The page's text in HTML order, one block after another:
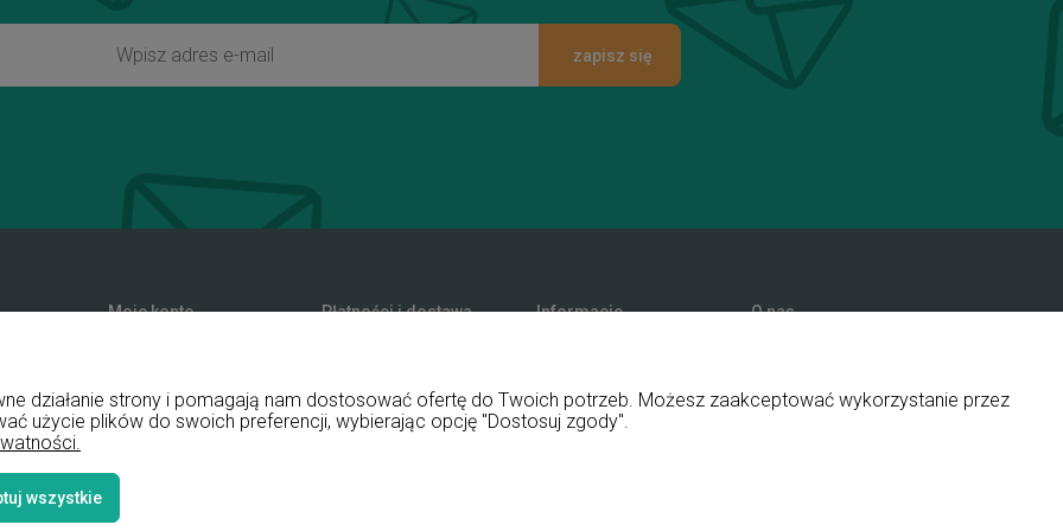
zapisz się
Moje konto
Ustawienia konta
Przechowalnia
Płatności i dostawa
Koszty dostawy
Czas realizacji zamówienia
Informacje
Polityka prywatności
O nas
Blog
działanie strony i pomagają nam dostosować ofertę do Twoich potrzeb. Możesz zaakceptować wykorzystanie przez
użycie plików do swoich preferencji, wybierając opcję "Dostosuj zgody".
wszystkie